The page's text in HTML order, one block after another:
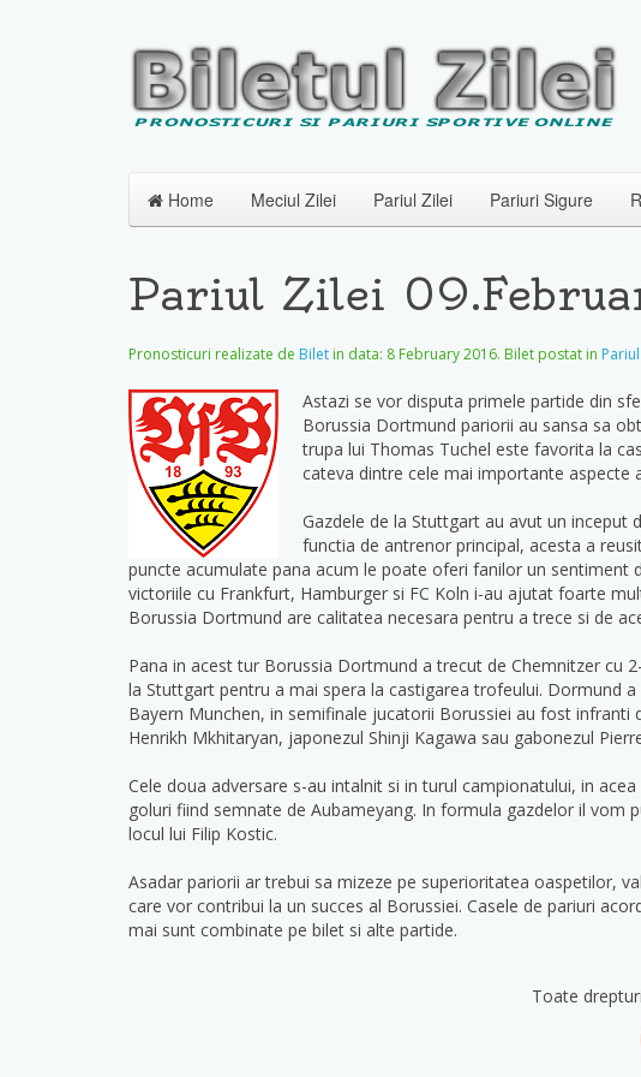
Home Meciul Zilei Pariul Zilei Pariuri Sigure
Pariul Zilei
Pronosticuri realizate de Bilet in data: 8 February 2016. Bilet postat in
Astazi se vor disputa primele partide din
Borussia Dortmund pariorii au sansa sa
trupa lui Thomas Tuchel este favorita la
cateva dintre cele mai importante aspecte
Gazdele de la Stuttgart au avut un inceput
functia de antrenor principal, acesta a
puncte acumulate pana acum le poate oferi fanilor un sentiment
victoriile cu Frankfurt, Hamburger si FC Koln i-au ajutat foarte
Borussia Dortmund are calitatea necesara pentru a trece si de
Pana in acest tur Borussia Dortmund a trecut de Chemnitzer cu
la Stuttgart pentru a mai spera la castigarea trofeului. Dormund
Bayern Munchen, in semifinale jucatorii Borussiei au fost
Henrikh Mkhitaryan, japonezul Shinji Kagawa sau gabonezul
Cele doua adversare s-au intalnit si in turul campionatului, in
goluri fiind semnate de Aubameyang. In formula gazdelor il vom
locul lui Filip Kostic.
Asadar pariorii ar trebui sa mizeze pe superioritatea oaspetilor,
care vor contribui la un succes al Borussiei. Casele de pariuri
mai sunt combinate pe bilet si alte partide.
Toate